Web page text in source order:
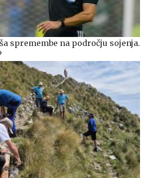
spremembe na področju sojenja.